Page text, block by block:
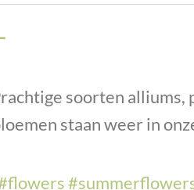
soorten alliums,
staan weer in